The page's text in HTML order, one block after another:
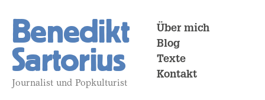
Benedikt
Sartorius
Journalist und Popkulturist
Über mich
Blog
Texte
Kontakt